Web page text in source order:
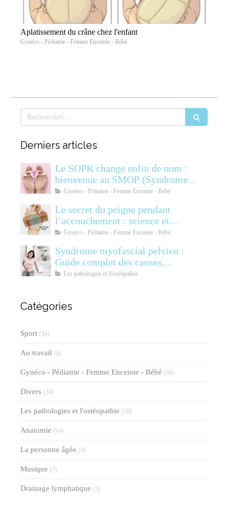
Aplatissement du crâne chez l'enfant
Gynéco - Pédiatrie - Femme Enceinte - Bébé
Rechercher
Derniers articles
Le SOPK change enfin de nom :
bienvenue au SMOP (Syndrome
Métabolique Ovarien
Gynéco - Pédiatrie - Femme Enceinte - Bébé
Le secret du peigne pendant
l’accouchement : science et
soulagement
Gynéco - Pédiatrie - Femme Enceinte - Bébé
Syndrome myofascial pelvien :
Guide complet des causes,
symptômes, diagnostic et
Les pathologies et l'ostéopathie
Catégories
Sport (34)
Au travail (4)
Gynéco - Pédiatrie - Femme Enceinte - Bébé (34)
Divers (24)
Les pathologies et l'ostéopathie (58)
Anatomie (14)
La personne âgée (4)
Musique (7)
Drainage lymphatique (3)